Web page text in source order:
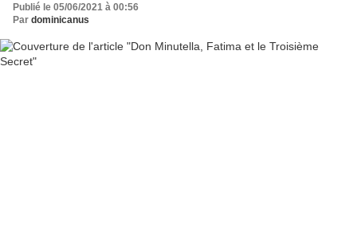
Publié le 05/06/2021 à 00:56
Par dominicanus